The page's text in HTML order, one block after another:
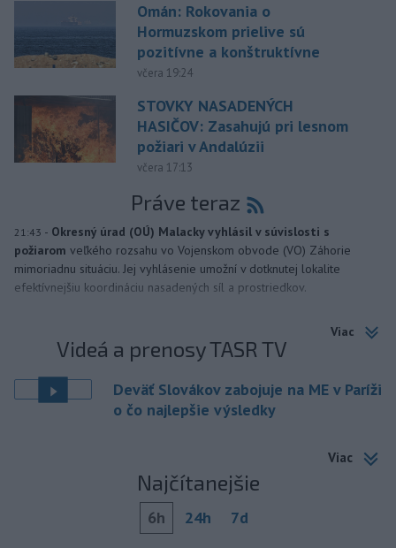
Omán: Rokovania o
Hormuzskom prielive sú
pozitívne a konštruktívne
včera 19:24
STOVKY NASADENÝCH
HASIČOV: Zasahujú pri lesnom
požiari v Andalúzii
včera 17:13
Práve teraz
21:43 - Okresný úrad (OÚ) Malacky vyhlásil v súvislosti s
požiarom veľkého rozsahu vo Vojenskom obvode (VO) Záhorie
mimoriadnu situáciu. Jej vyhlásenie umožní v dotknutej lokalite
efektívnejšiu koordináciu nasadených síl a prostriedkov.
Viac
Videá a prenosy TASR TV
Deväť Slovákov zabojuje na ME v Paríži
o čo najlepšie výsledky
Viac
Najčítanejšie
6h 24h 7d